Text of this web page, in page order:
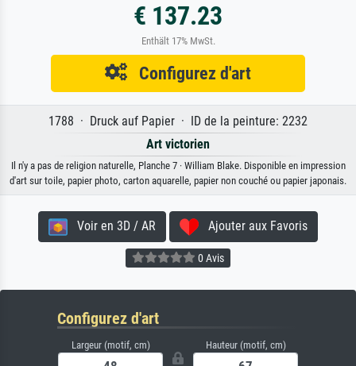
€ 137.23
Enthält 17% MwSt.
Configurez d'art
1788 · Druck auf Papier · ID de la peinture: 2232
Art victorien
Il n'y a pas de religion naturelle, Planche 7 · William Blake. Disponible en impression
d'art sur toile, papier photo, carton aquarelle, papier non couché ou papier japonais.
Voir en 3D / AR Ajouter aux Favoris
0 Avis
Configurez d'art
Largeur (motif, cm) Hauteur (motif, cm)